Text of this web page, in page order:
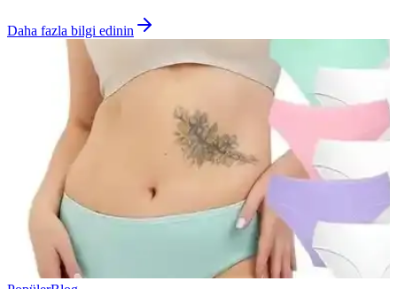
Daha fazla bilgi edinin